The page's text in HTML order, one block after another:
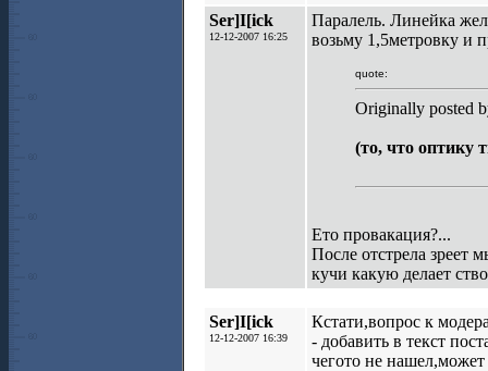
Ser]I[ick
12-12-2007 16:25
Паралель. Линейка
возьму 1,5метровку и
quote:
Originally posted
(то, что оптику
Ето провакация?...
После отстрела зреет
кучи какую делает
Ser]I[ick
12-12-2007 16:39
Кстати,вопрос к
- добавить в текст
чегото не нашел,может